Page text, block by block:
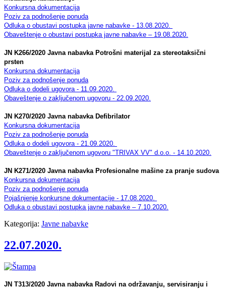
Konkursna dokumentacija
Poziv za podnošenje ponuda
Odluka o obustavi postupka javne nabavke - 13.08.2020.
Obaveštenje o obustavi postupka javne nabavke – 19.08.2020.
JN K266/2020 Javna nabavka Potrošni materijal za stereotaksični
prsten
Konkursna dokumentacija
Poziv za podnošenje ponuda
Odluka o dodeli ugovora - 11.09.2020.
Obaveštenje o zaključenom ugovoru - 22.09.2020.
JN K270/2020 Javna nabavka Defibrilator
Konkursna dokumentacija
Poziv za podnošenje ponuda
Odluka o dodeli ugovora - 21.09.2020.
Obaveštenje o zaključenom ugovoru "TRIVAX VV" d.o.o. - 14.10.2020.
JN K271/2020 Javna nabavka Profesionalne mašine za pranje sudova
Konkursna dokumentacija
Poziv za podnošenje ponuda
Pojašnjenje konkursne dokumentacije - 17.08.2020.
Odluka o obustavi postupka javne nabavke – 7.10.2020.
Kategorija: Javne nabavke
22.07.2020.
JN T313/2020 Javna nabavka Radovi na održavanju, servisiranju i